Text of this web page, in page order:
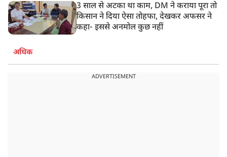
3 साल से अटका था काम, DM ने कराया पूरा तो
किसान ने दिया ऐसा तोहफा, देखकर अफसर ने
कहा- इससे अनमोल कुछ नहीं
अधिक
ADVERTISEMENT